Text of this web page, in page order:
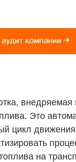
Это
цикл
на